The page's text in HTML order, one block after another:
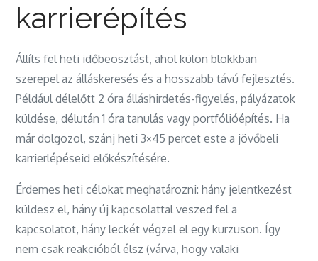
karrierépítés
Állíts fel heti időbeosztást, ahol külön blokkban
szerepel az álláskeresés és a hosszabb távú fejlesztés.
Például délelőtt 2 óra álláshirdetés-figyelés, pályázatok
küldése, délután 1 óra tanulás vagy portfólióépítés. Ha
már dolgozol, szánj heti 3×45 percet este a jövőbeli
karrierlépéseid előkészítésére.
Érdemes heti célokat meghatározni: hány jelentkezést
küldesz el, hány új kapcsolattal veszed fel a
kapcsolatot, hány leckét végzel el egy kurzuson. Így
nem csak reakcióból élsz (várva, hogy valaki